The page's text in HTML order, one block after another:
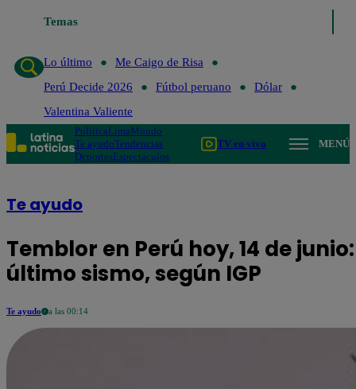
Temas
Lo último
Me Caigo de Risa
Perú Decide 2026
Fútbol peruano
Dólar
Valentina Valiente
PolíticaLimaMundo
Te ayudoTendencias
DeportesEspectáculos
TV en vivo MENÚ
Te ayudo
Temblor en Perú hoy, 14 de
último sismo, según IGP
Te ayudo a las 00:14